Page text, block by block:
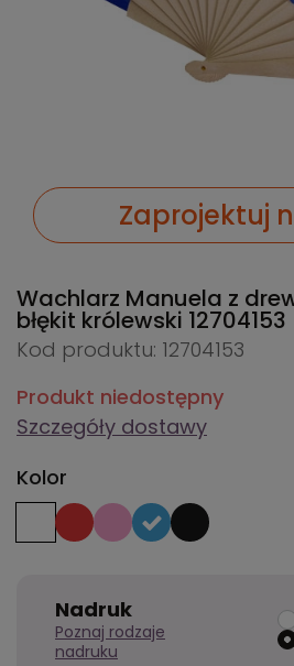
Zaprojektuj
Wachlarz Manuela z
błękit królewski 12704153
Kod produktu: 12704153
Produkt niedostępny
Szczegóły dostawy
Kolor
Nadruk
Poznaj rodzaje
nadruku